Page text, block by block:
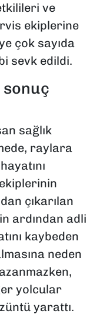
ve
ekiplerine
çok sayıda
sevk edildi.
sağlık
raylara
çıkarılan
ardından adli
kaybeden
neden
yolcular
yarattı.